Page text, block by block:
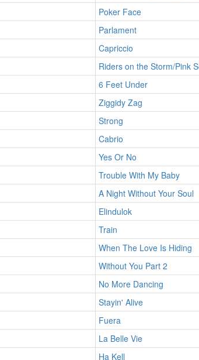
Poker Face
Parlament
Capriccio
Riders on the Storm/Pink
6 Feet Under
Ziggidy Zag
Strong
Cabrio
Yes Or No
Trouble With My Baby
A Night Without Your Soul
Elindulok
Train
When The Love Is Hiding
Without You Part 2
No More Dancing
Stayin' Alive
Fuera
La Belle Vie
Ha Kell